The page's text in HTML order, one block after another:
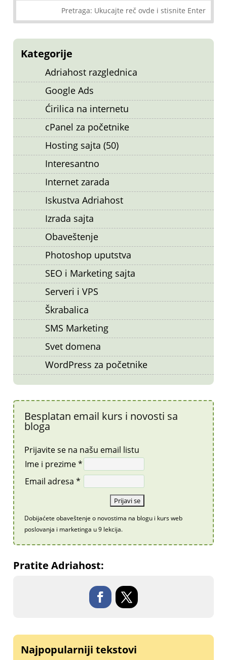
Kategorije
Adriahost razglednica
Google Ads
Ćirilica na internetu
cPanel za početnike
Hosting sajta (50)
Interesantno
Internet zarada
Iskustva Adriahost
Izrada sajta
Obaveštenje
Photoshop uputstva
SEO i Marketing sajta
Serveri i VPS
Škrabalica
SMS Marketing
Svet domena
WordPress za početnike
Besplatan email kurs i novosti sa
bloga
Prijavite se na našu email listu
Ime i prezime *
Email adresa *
Dobijaćete obaveštenje o novostima na blogu i kurs web
poslovanja i marketinga u 9 lekcija.
Pratite Adriahost:
Najpopularniji tekstovi